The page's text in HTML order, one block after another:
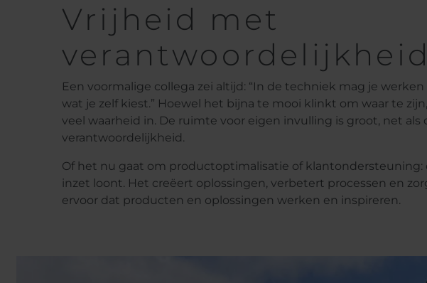
Vrijheid met
verantwoordelijkheid
Een voormalige collega zei altijd: “In de techniek mag je werken
wat je zelf kiest.” Hoewel het bijna te mooi klinkt om waar te
veel waarheid in. De ruimte voor eigen invulling is groot, net als
verantwoordelijkheid.
Of het nu gaat om productoptimalisatie of klantondersteuning:
inzet loont. Het creëert oplossingen, verbetert processen en
ervoor dat producten en oplossingen werken en inspireren.